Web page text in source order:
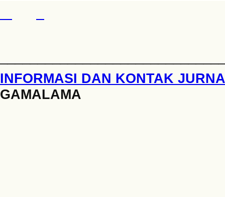
INFORMASI DAN KONTAK
GAMALAMA